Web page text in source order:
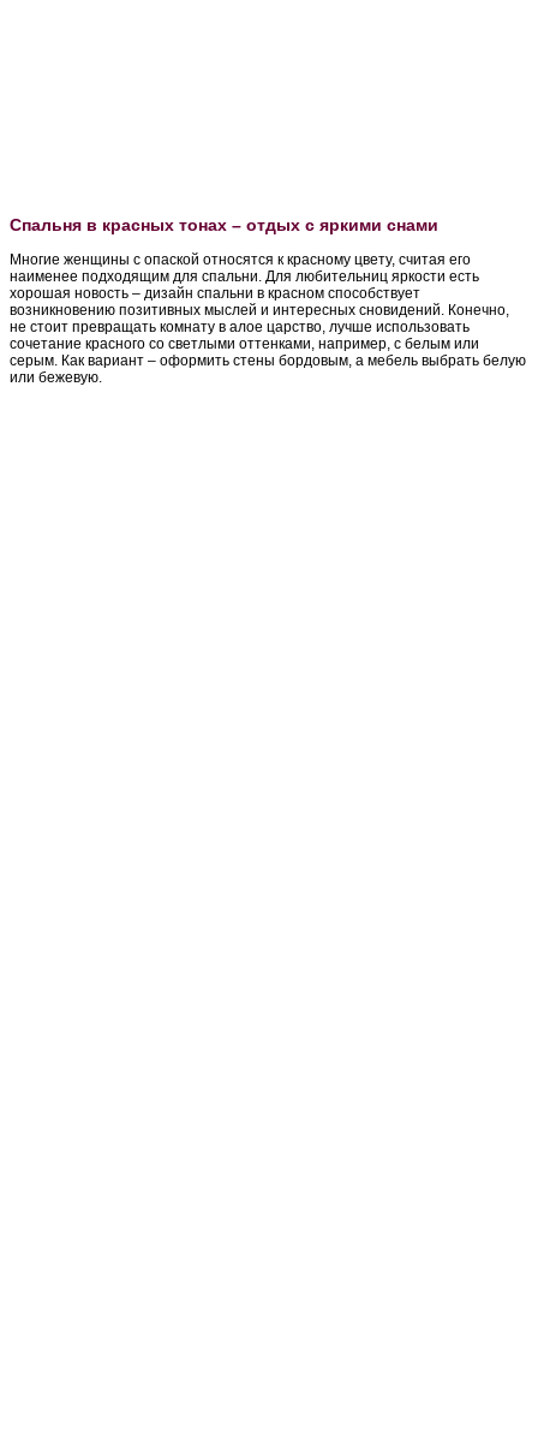
Спальня в красных тонах – отдых с яркими снами
Многие женщины с опаской относятся к красному цвету, считая его
наименее подходящим для спальни. Для любительниц яркости есть
хорошая новость – дизайн спальни в красном способствует
возникновению позитивных мыслей и интересных сновидений. Конечно,
не стоит превращать комнату в алое царство, лучше использовать
сочетание красного со светлыми оттенками, например, с белым или
серым. Как вариант – оформить стены бордовым, а мебель выбрать белую
или бежевую.